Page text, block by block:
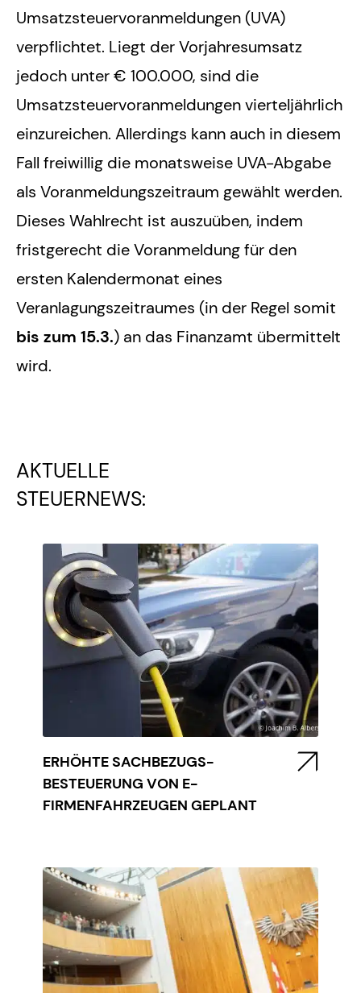
Umsatzsteuervoranmeldungen (UVA)
verpflichtet. Liegt der Vorjahresumsatz
jedoch unter € 100.000, sind die
Umsatzsteuervoranmeldungen vierteljährlich
einzureichen. Allerdings kann auch in diesem
Fall freiwillig die monatsweise UVA-Abgabe
als Voranmeldungszeitraum gewählt werden.
Dieses Wahlrecht ist auszuüben, indem
fristgerecht die Voranmeldung für den
ersten Kalendermonat eines
Veranlagungszeitraumes (in der Regel somit
bis zum 15.3.) an das Finanzamt übermittelt
wird.
AKTUELLE
STEUERNEWS:
ERHÖHTE SACHBEZUGS-
BESTEUERUNG VON E-
FIRMENFAHRZEUGEN GEPLANT